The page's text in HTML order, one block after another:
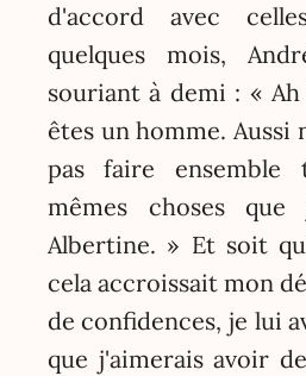
d'accord avec
quelques mois,
souriant à demi : «
êtes un homme. Aussi
pas faire
mêmes choses que
Albertine. » Et soit
cela accroissait mon
de confidences, je lui
que j'aimerais avoir